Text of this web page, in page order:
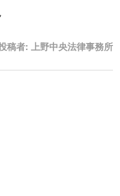
稿者: 上野中央法律事務所